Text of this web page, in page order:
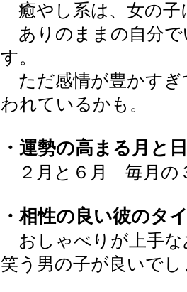
癒やし系は、女の子
ありのままの自分で
す。
ただ感情が豊かすぎ
われているかも。
・運勢の高まる月と
２月と６月 毎月の
・相性の良い彼のタ
おしゃべりが上手な
笑う男の子が良いでし